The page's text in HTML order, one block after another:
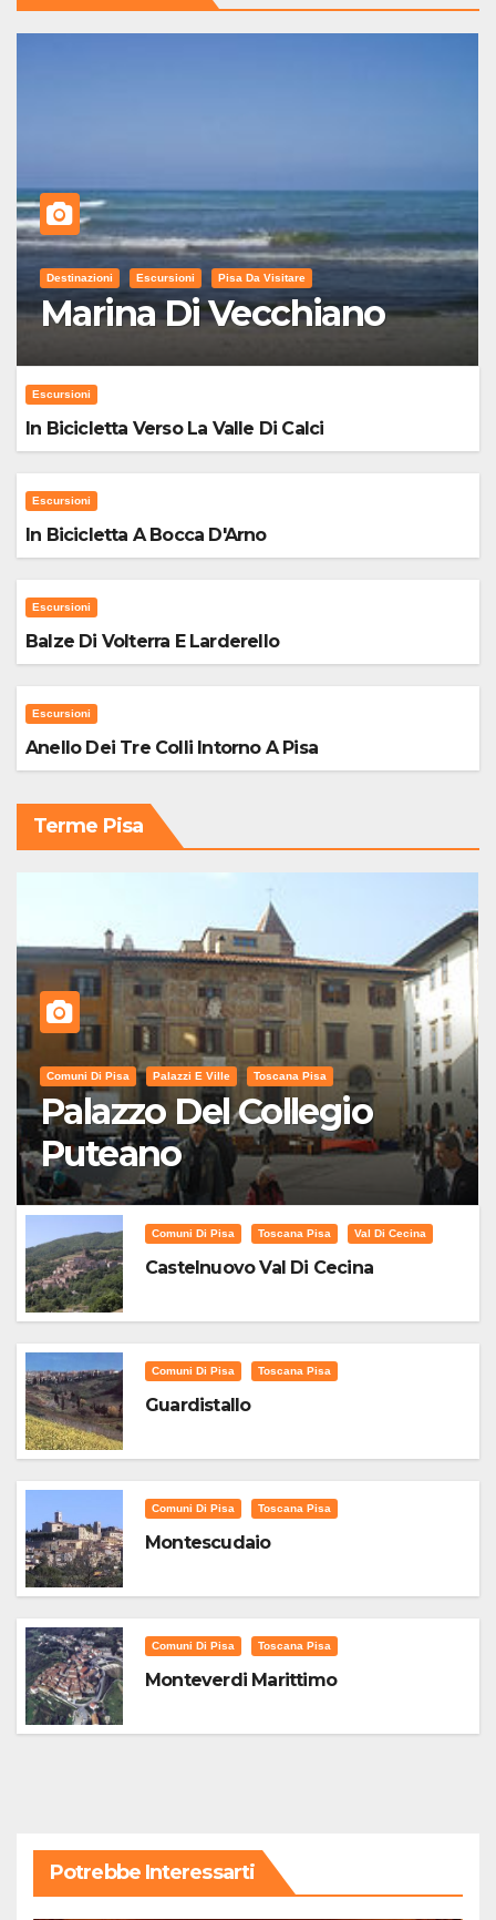
Destinazioni Escursioni Pisa Da Visitare
Marina Di Vecchiano
Escursioni
In Bicicletta Verso La Valle Di Calci
Escursioni
In Bicicletta A Bocca D'Arno
Escursioni
Balze Di Volterra E Larderello
Escursioni
Anello Dei Tre Colli Intorno A Pisa
Terme Pisa
Comuni Di Pisa Palazzi E Ville Toscana Pisa
Palazzo Del Collegio
Puteano
Comuni Di Pisa Toscana Pisa Val Di Cecina
Castelnuovo Val Di Cecina
Comuni Di Pisa Toscana Pisa
Guardistallo
Comuni Di Pisa Toscana Pisa
Montescudaio
Comuni Di Pisa Toscana Pisa
Monteverdi Marittimo
Potrebbe Interessarti